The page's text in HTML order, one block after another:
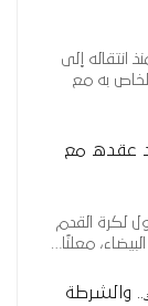
انتقاله إلى
به مع
عقده مع
لكرة القدم
معلنًا…
والشرطة